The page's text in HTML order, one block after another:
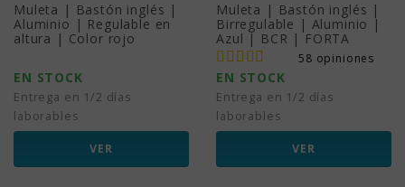
Muleta | Bastón inglés |
Aluminio | Regulable en
altura | Color rojo
EN STOCK
Entrega en 1/2 días
laborables
VER
Muleta | Bastón inglés |
Birregulable | Aluminio |
Azul | BCR | FORTA
58 opiniones
EN STOCK
Entrega en 1/2 días
laborables
VER